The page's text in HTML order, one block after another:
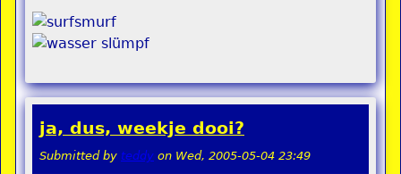
ja, dus, weekje dooi?
Submitted by teddy on Wed, 2005-05-04 23:49